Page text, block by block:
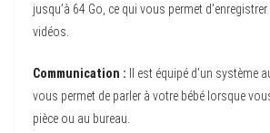
jusqu’à 64 Go, ce qui vous permet
vidéos.
Communication :
Il est équipé d’un système
vous permet de parler à votre bébé lorsque
pièce ou au bureau.